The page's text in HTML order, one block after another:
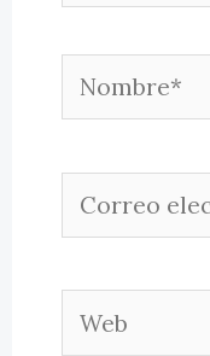
Nombre*
Correo
electrónico*
Web